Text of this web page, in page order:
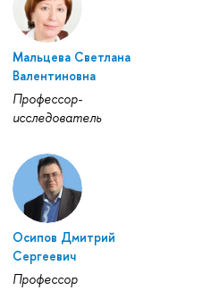
Мальцева Светлана
Валентиновна
Профессор-
исследователь
Осипов Дмитрий
Сергеевич
Профессор